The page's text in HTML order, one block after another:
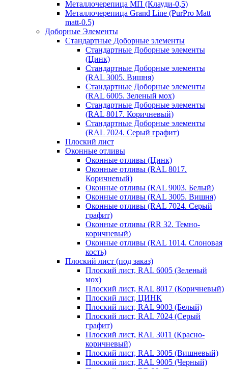
Металлочерепица МП (Клауди-0,5)
Металлочерепица Grand Line (PurPro Matt
matt-0.5)
Доборные Элементы
Стандартные Доборные элементы
Стандартные Доборные элементы
(Цинк)
Стандартные Доборные элементы
(RAL 3005. Вишня)
Стандартные Доборные элементы
(RAL 6005. Зеленый мох)
Стандартные Доборные элементы
(RAL 8017. Коричневый)
Стандартные Доборные элементы
(RAL 7024. Серый графит)
Плоский лист
Оконные отливы
Оконные отливы (Цинк)
Оконные отливы (RAL 8017.
Коричневый)
Оконные отливы (RAL 9003. Белый)
Оконные отливы (RAL 3005. Вишня)
Оконные отливы (RAL 7024. Серый
графит)
Оконные отливы (RR 32. Темно-
коричневый)
Оконные отливы (RAL 1014. Слоновая
кость)
Плоский лист (под заказ)
Плоский лист, RAL 6005 (Зеленый
мох)
Плоский лист, RAL 8017 (Коричневый)
Плоский лист, ЦИНК
Плоский лист, RAL 9003 (Белый)
Плоский лист, RAL 7024 (Серый
графит)
Плоский лист, RAL 3011 (Красно-
коричневый)
Плоский лист, RAL 3005 (Вишневый)
Плоский лист, RAL 9005 (Черный)